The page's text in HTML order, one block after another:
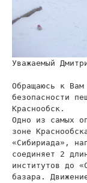
Уважаемый
Обращаюсь к
безопасности
Краснообск.
Одно из самых
зоне
«Сибириада»,
соединяет 2
институтов до
базара.